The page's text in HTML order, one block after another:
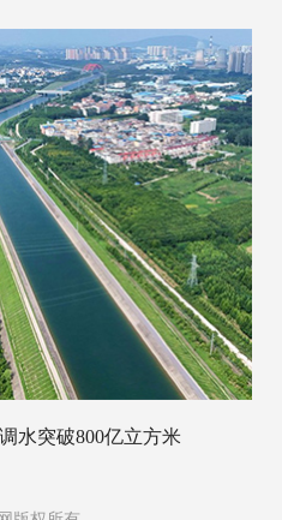
水突破800亿立方米